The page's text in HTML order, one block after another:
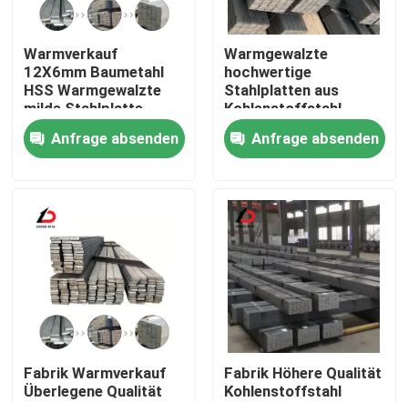
Über uns
Werksbesichtigung
Qualitätskontrolle
Neuigkeiten
Rechtssachen
Bitte um ein Angebot
Verzinkte Stahlspule
Warmverkauf
12X6mm Baumetahl
HSS Warmgewalzte
milde Stahlplatte
Stange Preis 6m
Galvanisierte
Flachfederstange
Anfrage absenden
Warmgewalzte
hochwertige
Stahlplatten aus
Kohlenstoffstahl
Ss400 S45c A36
S355jr 5160 1095
1080 65mn
Anfrage absenden
Fabrik Warmverkauf
Überlegene Qualität
Fabrik Höhere Qualität
Kohlenstoffstahl